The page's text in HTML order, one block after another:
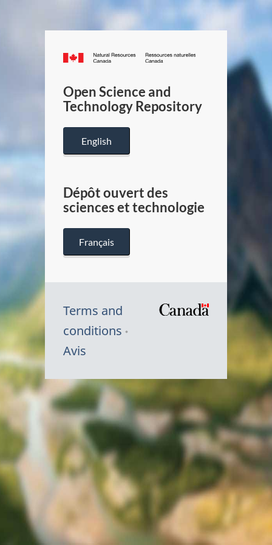
Canada.ca
/
Canada
Open Science and
Technology Repository
English
Dépôt ouvert des
sciences et technologie
Français
Terms and
conditions
Avis
Canada